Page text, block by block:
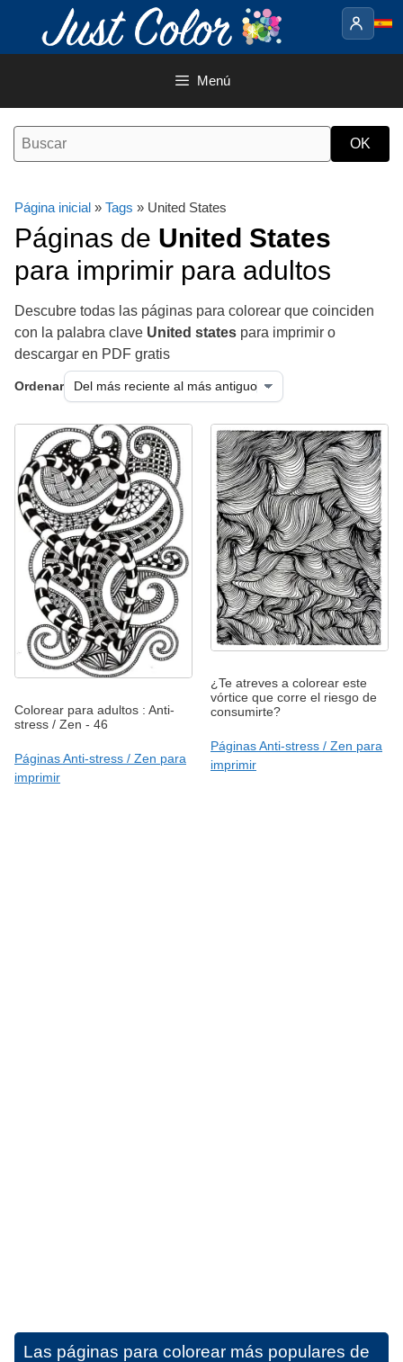
contenido
Menú
Página inicial » Tags » United States
Páginas de United States
para imprimir para adultos
Descubre todas las páginas para colorear que coinciden
con la palabra clave United states para imprimir o
descargar en PDF gratis
Ordenar
Colorear para adultos : Anti-
stress / Zen - 46
Páginas Anti-stress / Zen para
imprimir
¿Te atreves a colorear este
vórtice que corre el riesgo de
consumirte?
Páginas Anti-stress / Zen para
imprimir
Las páginas para colorear más populares de